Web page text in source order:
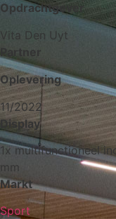
Opdrachtgever
Vita Den Uyt
Partner
Oplevering
11/2022
Display
1x multifunctioneel
mm
Markt
Sport